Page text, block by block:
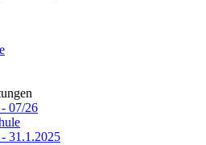
- 07/26
- 31.1.2025